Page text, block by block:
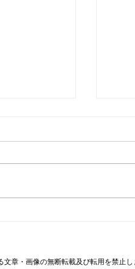
・画像の無断転載及び転用を禁止し